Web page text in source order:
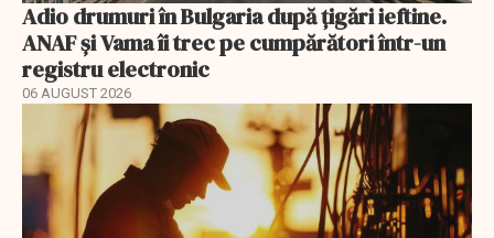
Adio drumuri în Bulgaria după țigări ieftine.
ANAF și Vama îi trec pe cumpărători într-un
registru electronic
06 AUGUST 2026